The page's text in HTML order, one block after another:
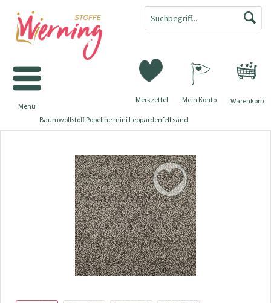
Warenkorb
Merkzettel Mein Konto
Menü
Baumwollstoff Popeline mini Leopardenfell sand